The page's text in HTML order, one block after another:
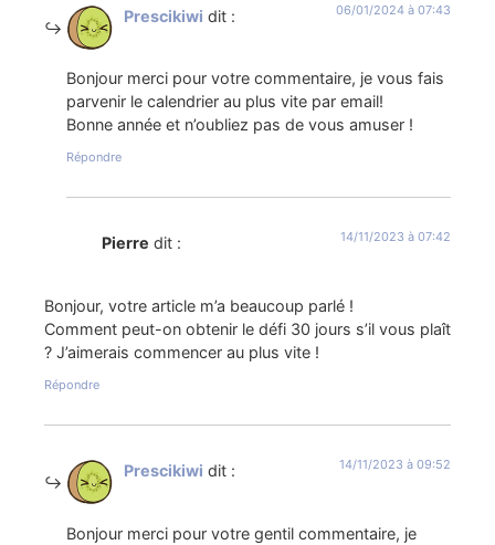
Prescikiwi dit : 06/01/2024 à 07:43
Bonjour merci pour votre commentaire, je vous fais
parvenir le calendrier au plus vite par email!
Bonne année et n’oubliez pas de vous amuser !
Répondre
Pierre dit : 14/11/2023 à 07:42
Bonjour, votre article m’a beaucoup parlé !
Comment peut-on obtenir le défi 30 jours s’il vous plaît
? J’aimerais commencer au plus vite !
Répondre
Prescikiwi dit : 14/11/2023 à 09:52
Bonjour merci pour votre gentil commentaire, je